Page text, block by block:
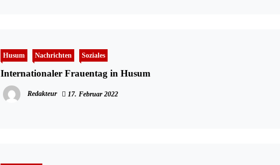
Husum Nachrichten Soziales
Internationaler Frauentag in Husum
Redakteur 17. Februar 2022